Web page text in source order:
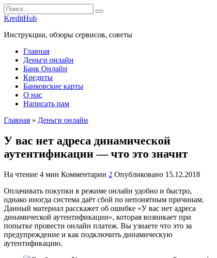
Перейти
к
Search
for:
KreditHub
Инструкции, обзоры сервисов, советы
Главная
Деньги онлайн
Банк Онлайн
Кредиты
Банковские карты
О нас
Написать нам
Главная » Деньги онлайн
У вас нет адреса динамической
аутентификации — что это значит
На чтение 4 мин Комментарии 2 Опубликовано 15.12.2018
Оплачивать покупки в режиме онлайн удобно и быстро,
однако иногда система даёт сбой по непонятным причинам.
Данный материал расскажет об ошибке «У вас нет адреса
динамической аутентификации», которая возникает при
попытке провести онлайн платеж. Вы узнаете что это за
предупреждение и как подключить динамическую
аутентификацию.